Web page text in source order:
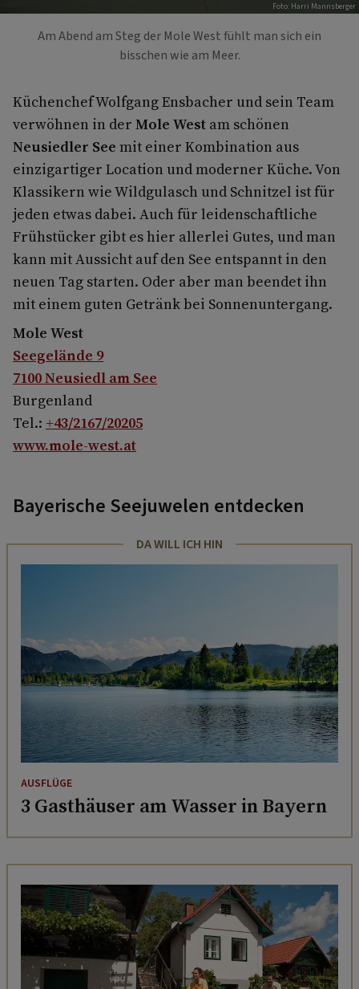
Foto: Harri Mannsberger
Am Abend am Steg der Mole West fühlt man sich ein
bisschen wie am Meer.
Küchenchef Wolfgang Ensbacher und sein Team
verwöhnen in der Mole West am schönen
Neusiedler See mit einer Kombination aus
einzigartiger Location und moderner Küche. Von
Klassikern wie Wildgulasch und Schnitzel ist für
jeden etwas dabei. Auch für leidenschaftliche
Frühstücker gibt es hier allerlei Gutes, und man
kann mit Aussicht auf den See entspannt in den
neuen Tag starten. Oder aber man beendet ihn
mit einem guten Getränk bei Sonnenuntergang.
Mole West
Seegelände 9
7100 Neusiedl am See
Burgenland
Tel.: +43/2167/20205
www.mole-west.at
Bayerische Seejuwelen entdecken
DA WILL ICH HIN
AUSFLÜGE
3 Gasthäuser am Wasser in Bayern